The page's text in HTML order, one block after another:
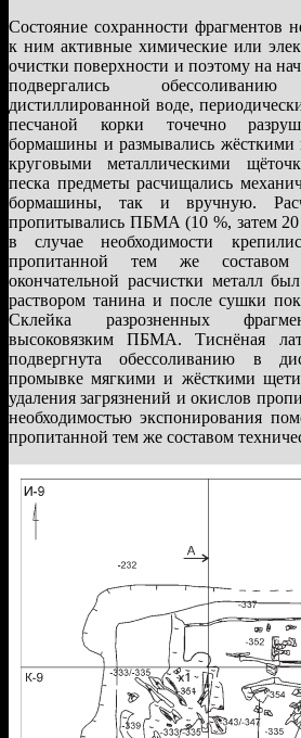
Состояние сохранности фрагментов
к ним активные химические или
очистки поверхности и поэтому на
подвергались
дистиллированной воде,
песчаной корки точечно
бормашины и размывались
круговыми металлическими
песка предметы расчищались
бормашины, так и вручную.
пропитывались ПБМА (10 %, затем 20
в случае необходимости
пропитанной тем же составом
окончательной расчистки металл
раствором танина и после сушки
Склейка разрозненных
высоковязким ПБМА. Тиснёная
подвергнута обессоливанию в
промывке мягкими и жёсткими
удаления загрязнений и окислов
необходимостью экспонирования
пропитанной тем же составом